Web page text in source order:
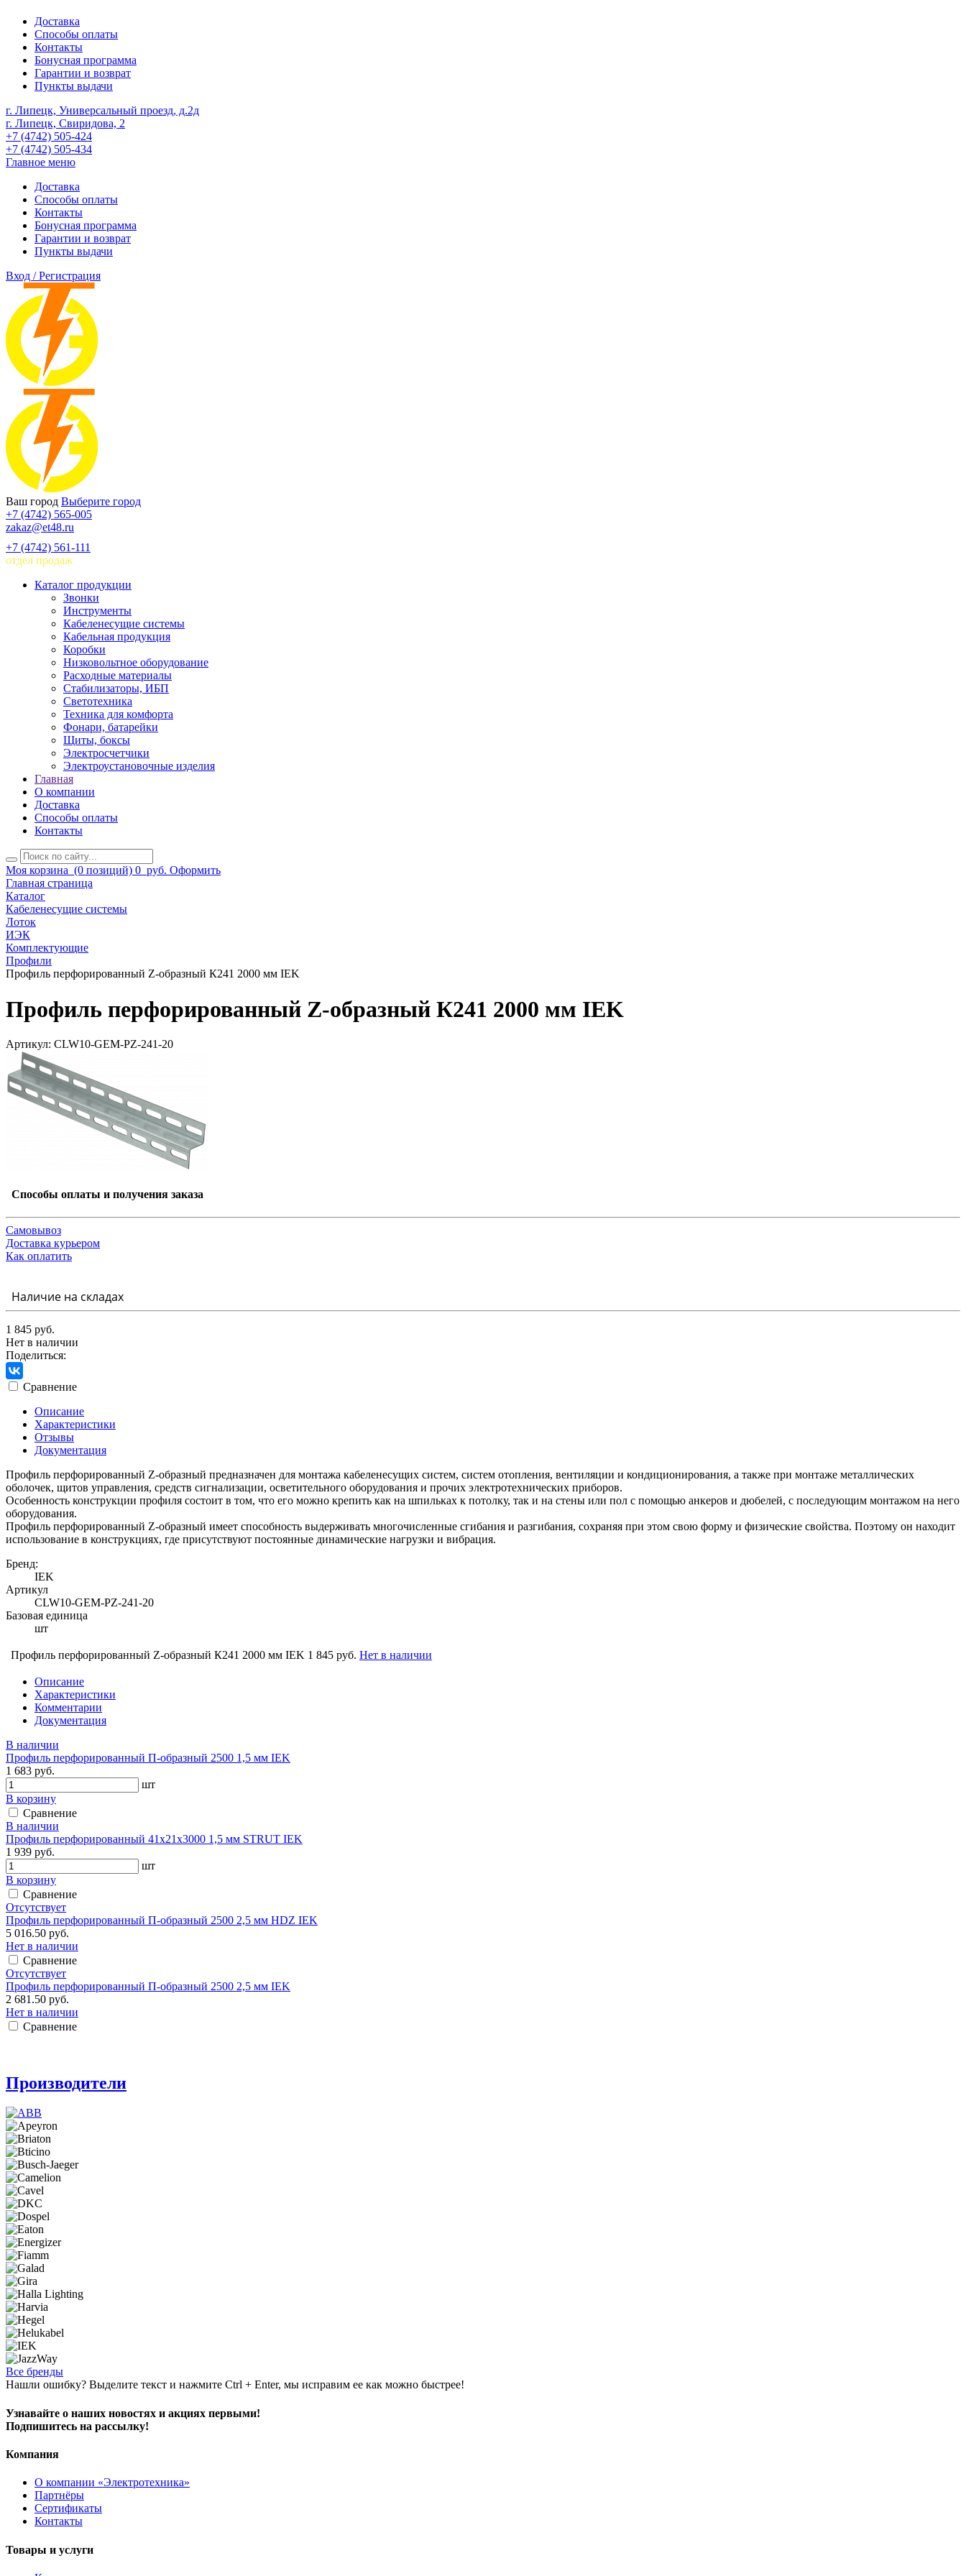
Доставка
Способы оплаты
Контакты
Бонусная программа
Гарантии и возврат
Пункты выдачи
г. Липецк, Универсальный проезд, д.2д
г. Липецк, Свиридова, 2
+7 (4742) 505-424
+7 (4742) 505-434
Главное меню
Доставка
Способы оплаты
Контакты
Бонусная программа
Гарантии и возврат
Пункты выдачи
Вход / Регистрация
Ваш город Выберите город
+7 (4742) 565-005
zakaz@et48.ru
+7 (4742) 561-111
отдел продаж
Каталог продукции
Звонки
Инструменты
Кабеленесущие системы
Кабельная продукция
Коробки
Низковольтное оборудование
Расходные материалы
Стабилизаторы, ИБП
Светотехника
Техника для комфорта
Фонари, батарейки
Щиты, боксы
Электросчетчики
Электроустановочные изделия
Главная
О компании
Доставка
Способы оплаты
Контакты
Моя корзина (0 позиций) 0 руб. Оформить
Главная страница
Каталог
Кабеленесущие системы
Лоток
ИЭК
Комплектующие
Профили
Профиль перфорированный Z-образный К241 2000 мм IEK
Профиль перфорированный Z-образный К241 2000 мм IEK
Артикул: CLW10-GEM-PZ-241-20
Способы оплаты и получения заказа
Самовывоз
Доставка курьером
Как оплатить
Наличие на складах
1 845 руб.
Нет в наличии
Поделиться:
Сравнение
Описание
Характеристики
Отзывы
Документация
Профиль перфорированный Z-образный предназначен для монтажа кабеленесущих систем, систем отопления, вентиляции и кондиционирования, а также при монтаже металлических
оболочек, щитов управления, средств сигнализации, осветительного оборудования и прочих электротехнических приборов.
Особенность конструкции профиля состоит в том, что его можно крепить как на шпильках к потолку, так и на стены или пол с помощью анкеров и дюбелей, с последующим монтажом на него
оборудования.
Профиль перфорированный Z-образный имеет способность выдерживать многочисленные сгибания и разгибания, сохраняя при этом свою форму и физические свойства. Поэтому он находит
использование в конструкциях, где присутствуют постоянные динамические нагрузки и вибрация.
Бренд:
IEK
Артикул
CLW10-GEM-PZ-241-20
Базовая единица
шт
Профиль перфорированный Z-образный К241 2000 мм IEK 1 845 руб. Нет в наличии
Описание
Характеристики
Комментарии
Документация
В наличии
Профиль перфорированный П-образный 2500 1,5 мм IEK
1 683 руб.
шт
В корзину
Сравнение
В наличии
Профиль перфорированный 41х21х3000 1,5 мм STRUT IEK
1 939 руб.
шт
В корзину
Сравнение
Отсутствует
Профиль перфорированный П-образный 2500 2,5 мм HDZ IEK
5 016.50 руб.
Нет в наличии
Сравнение
Отсутствует
Профиль перфорированный П-образный 2500 2,5 мм IEK
2 681.50 руб.
Нет в наличии
Сравнение
Производители
Все бренды
Нашли ошибку? Выделите текст и нажмите Ctrl + Enter, мы исправим ее как можно быстрее!
Узнавайте о наших новостях и акциях первыми!
Подпишитесь на рассылку!
Компания
О компании «Электротехника»
Партнёры
Сертификаты
Контакты
Товары и услуги